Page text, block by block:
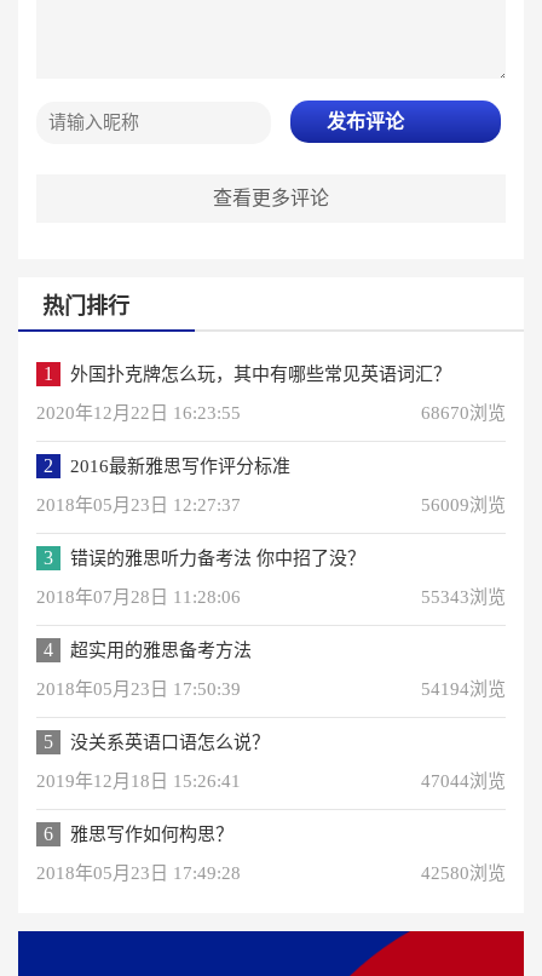
发布评论
查看更多评论
热门排行
1
外国扑克牌怎么玩，其中有哪些常见英语词汇？
2020年12月22日 16:23:55
68670浏览
2
2016最新雅思写作评分标准
2018年05月23日 12:27:37
56009浏览
3
错误的雅思听力备考法 你中招了没？
2018年07月28日 11:28:06
55343浏览
4
超实用的雅思备考方法
2018年05月23日 17:50:39
54194浏览
5
没关系英语口语怎么说？
2019年12月18日 15:26:41
47044浏览
6
雅思写作如何构思？
2018年05月23日 17:49:28
42580浏览